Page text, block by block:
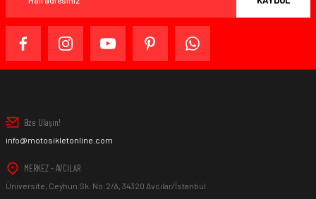
Bize Ulaşın!
info@motosikletonline.com
MERKEZ - AVCILAR
Üniversite, Ceyhun Sk. No:2/A, 34320 Avcılar/İstanbul